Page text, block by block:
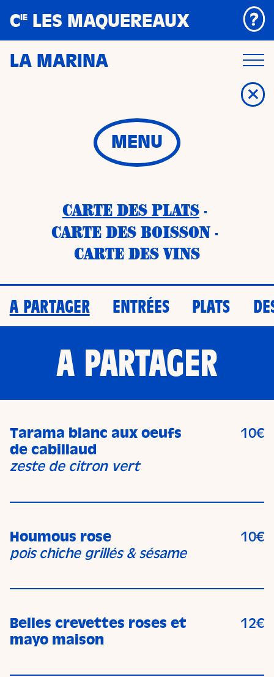
CIELES MAQUEREAUX
LA MARINA
MENU
CARTE DES PLATS -
CARTE DES BOISSON -
CARTE DES VINS
A PARTAGER ENTRÉES PLATS
A PARTAGER
Tarama blanc aux oeufs
de cabillaud
zeste de citron vert
10€
Houmous rose
pois chiche grillés & sésame
10€
Belles crevettes roses et
mayo maison
12€